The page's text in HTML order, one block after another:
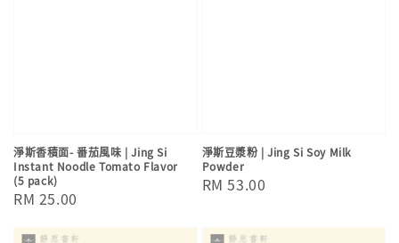
淨斯香積面- 番茄風味 | Jing Si
Instant Noodle Tomato Flavor
(5 pack)
Regular
RM 25.00
淨斯豆漿粉 | Jing Si Soy Milk
Powder
Regular
RM 53.00